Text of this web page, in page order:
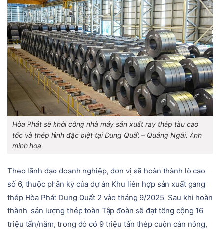
Hòa Phát sẽ khởi công nhà máy sản xuất ray thép tàu cao
tốc và thép hình đặc biệt tại Dung Quất – Quảng Ngãi. Ảnh
minh họa
Theo lãnh đạo doanh nghiệp, đơn vị sẽ hoàn thành lò cao
số 6, thuộc phân kỳ của dự án Khu liên hợp sản xuất gang
thép Hòa Phát Dung Quất 2 vào tháng 9/2025. Sau khi hoàn
thành, sản lượng thép toàn Tập đoàn sẽ đạt tổng cộng 16
triệu tấn/năm, trong đó có 9 triệu tấn thép cuộn cán nóng,